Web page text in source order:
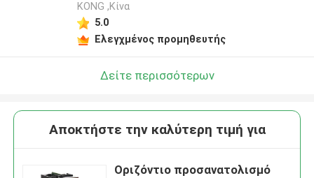
KONG ,Κίνα
5.0
Ελεγχμένος προμηθευτής
Δείτε περισσότερων
Αποκτήστε την καλύτερη τιμή για
Οριζόντιο προσανατολισμό